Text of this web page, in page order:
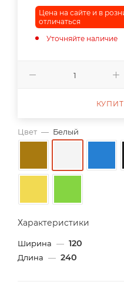
Цвет — Белый
Характеристики
Ширина — 120
Длина — 240
Цена на сайте и в
отличаться
Уточняйте наличие